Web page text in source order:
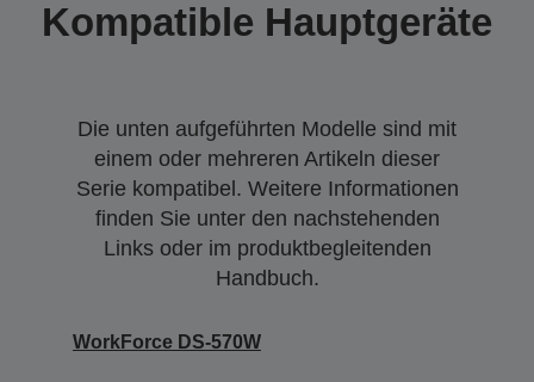
Kompatible Hauptgeräte
Die unten aufgeführten Modelle sind mit
einem oder mehreren Artikeln dieser
Serie kompatibel. Weitere Informationen
finden Sie unter den nachstehenden
Links oder im produktbegleitenden
Handbuch.
WorkForce DS-570W